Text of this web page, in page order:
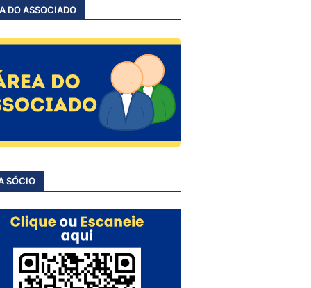
DO ASSOCIADO
SÓCIO